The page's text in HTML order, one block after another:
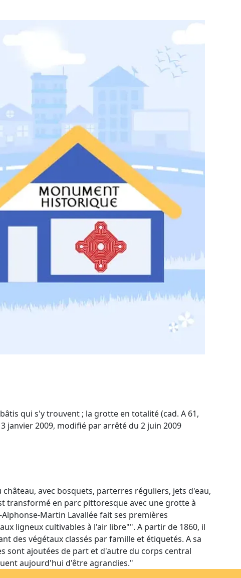
qui s'y trouvent ; la grotte en totalité (cad. A 61,
janvier 2009, modifié par arrêté du 2 juin 2009
avec bosquets, parterres réguliers, jets d'eau,
transformé en parc pittoresque avec une grotte à
Martin Lavallée fait ses premières
ligneux cultivables à l'air libre"". A partir de 1860, il
des végétaux classés par famille et étiquetés. A sa
sont ajoutées de part et d'autre du corps central
aujourd'hui d'être agrandies."